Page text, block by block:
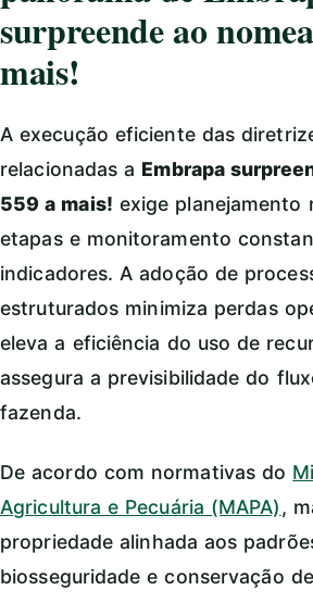
surpreende ao
mais!
A execução eficiente das
relacionadas a Embrapa
559 a mais! exige planejamento
etapas e monitoramento
indicadores. A adoção de
estruturados minimiza perdas
eleva a eficiência do uso de
assegura a previsibilidade do
fazenda.
De acordo com normativas do
Agricultura e Pecuária (MAPA),
propriedade alinhada aos
biosseguridade e conservação